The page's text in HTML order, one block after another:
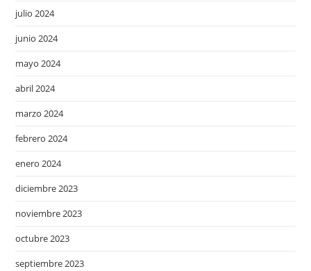
julio 2024
junio 2024
mayo 2024
abril 2024
marzo 2024
febrero 2024
enero 2024
diciembre 2023
noviembre 2023
octubre 2023
septiembre 2023